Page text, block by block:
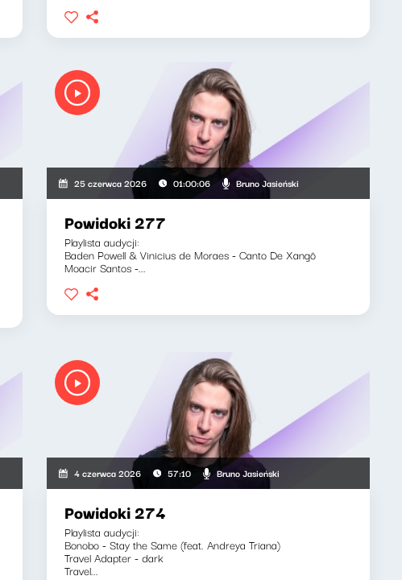
25 czerwca 2026 01:00:06 Bruno Jasieński
Powidoki 277
Playlista audycji:
Baden Powell & Vinicius de Moraes - Canto De Xangô
Moacir Santos -...
4 czerwca 2026 57:10 Bruno Jasieński
Powidoki 274
Playlista audycji:
Bonobo - Stay the Same (feat. Andreya Triana)
Travel Adapter - dark
Travel...